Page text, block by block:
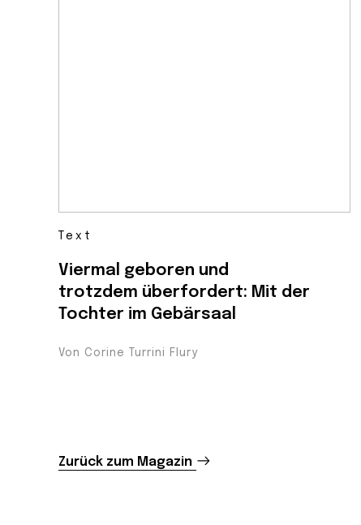
Text
Viermal geboren und
trotzdem überfordert: Mit der
Tochter im Gebärsaal
Von Corine Turrini Flury
Zurück zum Magazin